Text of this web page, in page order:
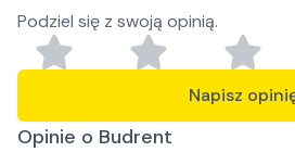
Podziel się z swoją opinią.
Napisz
Opinie o Budrent